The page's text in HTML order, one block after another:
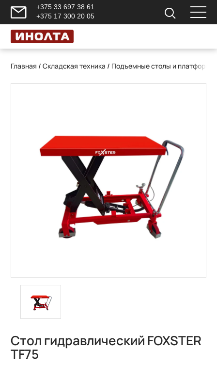
+375 33 697 38 61
+375 17 300 20 05
Главная /Складская техника / Подъемные столы и платформы
Стол гидравлический FOXSTER
TF75